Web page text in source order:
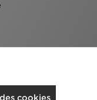
cookies